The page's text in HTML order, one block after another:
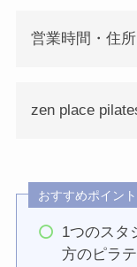
営業時間・住
zen place
おすすめポイント
1つのスタ
方のピラ